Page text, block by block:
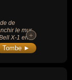
de
le mur
X-1 en+
+
Tombe ►